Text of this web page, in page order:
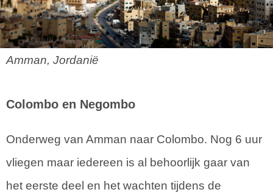
Amman, Jordanië
Colombo en Negombo
Onderweg van Amman naar Colombo. Nog 6 uur
vliegen maar iedereen is al behoorlijk gaar van
het eerste deel en het wachten tijdens de